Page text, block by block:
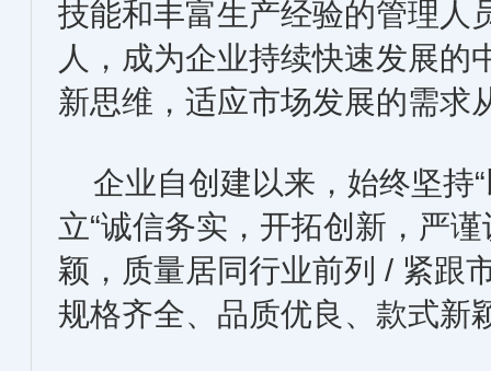
技能和丰富生产经验的管理人
人，成为企业持续快速发展
新思维，适应市场发展的需求
企业自创建以来，始终坚持
立“诚信务实，开拓创新，严
颖，质量居同行业前列 / 紧跟
规格齐全、品质优良、款式新